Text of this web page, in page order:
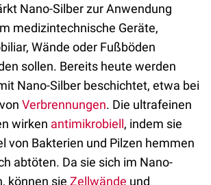
Nano-Silber zur Anwendung
medizintechnische Geräte,
Wände oder Fußböden
sollen. Bereits heute werden
Nano-Silber beschichtet, etwa bei
Verbrennungen. Die ultrafeinen
wirken antimikrobiell, indem sie
von Bakterien und Pilzen hemmen
abtöten. Da sie sich im Nano-
können sie Zellwände und